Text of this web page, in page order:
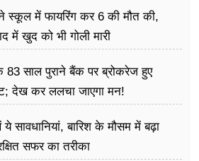
स्कूल में फायरिंग कर 6 की मौत की,
में खुद को भी गोली मारी
साल पुराने बैंक पर ब्रोकरेज हुए
देख कर ललचा जाएगा मन!
बारिश के मौसम में बढ़ा
सफर का तरीका